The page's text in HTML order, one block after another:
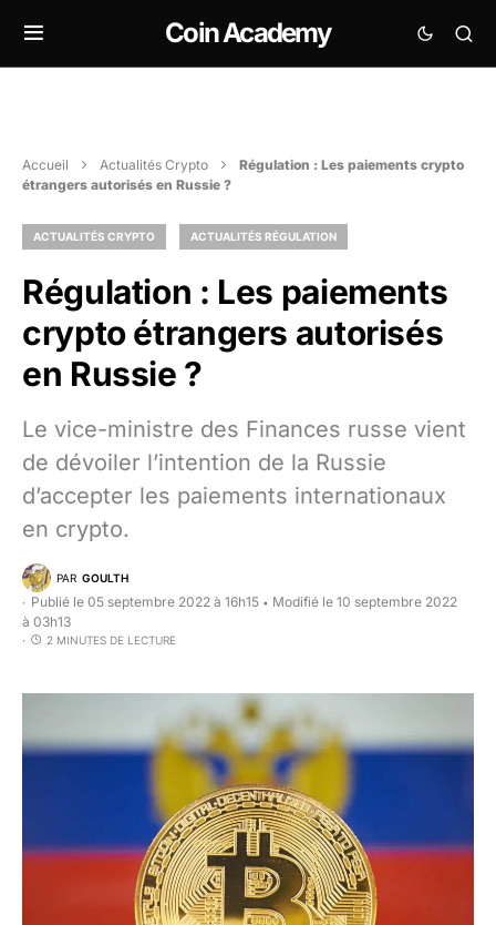
Coin Academy
Accueil Actualités Crypto
Régulation : Les paiements crypto
étrangers autorisés en Russie ?
ACTUALITÉS CRYPTO ACTUALITÉS RÉGULATION
Régulation : Les paiements
crypto étrangers autorisés
en Russie ?
Le vice-ministre des Finances russe vient
de dévoiler l’intention de la Russie
d’accepter les paiements internationaux
en crypto.
PAR GOULTH
Publié le 05 septembre 2022 à 16h15 • Modifié le 10 septembre 2022
à 03h13
2 MINUTES DE LECTURE